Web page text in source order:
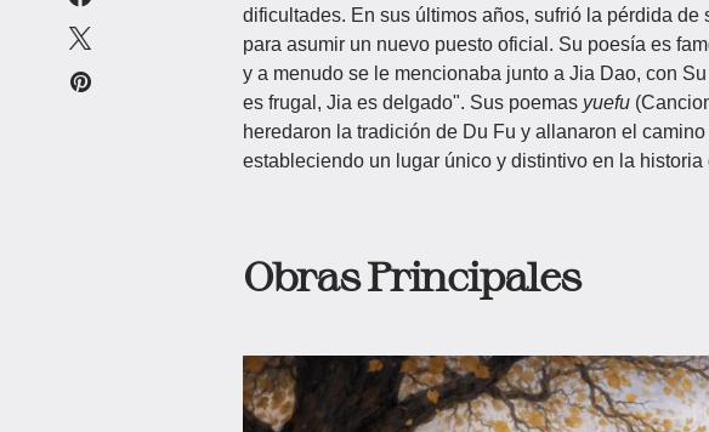
dificultades. En sus últimos años, sufrió la pérdida
para asumir un nuevo puesto oficial. Su poesía es
y a menudo se le mencionaba junto a Jia Dao, con
es frugal, Jia es delgado". Sus poemas yuefu
heredaron la tradición de Du Fu y allanaron el
estableciendo un lugar único y distintivo en la historia
Obras Principales